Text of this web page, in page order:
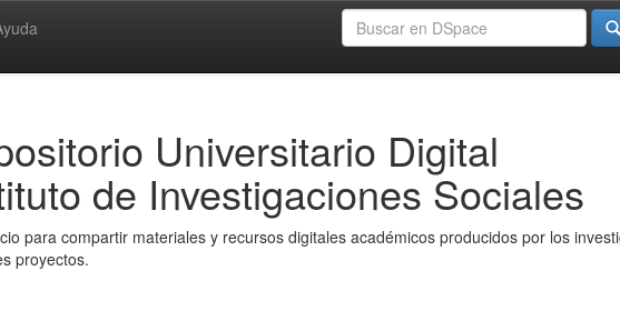
Universitario Digital
de Investigaciones Sociales
para compartir materiales y recursos digitales académicos producidos por los
proyectos.